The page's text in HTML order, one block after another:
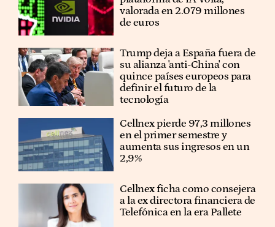
valorada en 2.079 millones
de euros
Trump deja a España fuera de
su alianza 'anti-China' con
quince países europeos para
definir el futuro de la
tecnología
Cellnex pierde 97,3 millones
en el primer semestre y
aumenta sus ingresos en un
2,9%
Cellnex ficha como consejera
a la ex directora financiera de
Telefónica en la era Pallete